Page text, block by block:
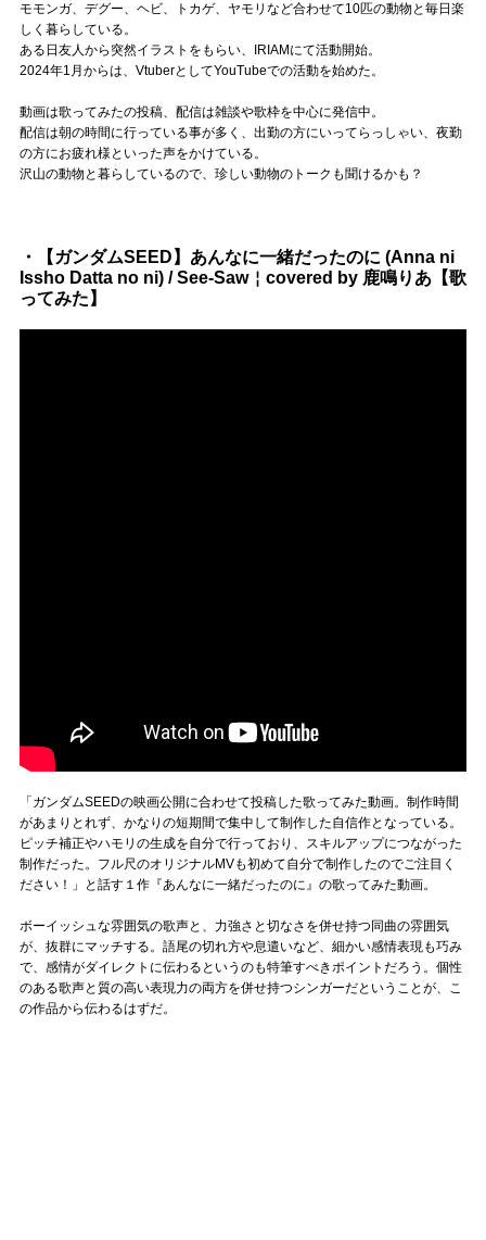
モモンガ、デグー、ヘビ、トカゲ、ヤモリなど合わせて10匹の動物と毎日楽
しく暮らしている。
ある日友人から突然イラストをもらい、IRIAMにて活動開始。
2024年1月からは、VtuberとしてYouTubeでの活動を始めた。
動画は歌ってみたの投稿、配信は雑談や歌枠を中心に発信中。
配信は朝の時間に行っている事が多く、出勤の方にいってらっしゃい、夜勤
の方にお疲れ様といった声をかけている。
沢山の動物と暮らしているので、珍しい動物のトークも聞けるかも？
・【ガンダムSEED】あんなに一緒だったのに (Anna ni
Issho Datta no ni) / See-Saw￤covered by 鹿鳴りあ【歌
ってみた】
「ガンダムSEEDの映画公開に合わせて投稿した歌ってみた動画。制作時間
があまりとれず、かなりの短期間で集中して制作した自信作となっている。
ピッチ補正やハモリの生成を自分で行っており、スキルアップにつながった
制作だった。フル尺のオリジナルMVも初めて自分で制作したのでご注目く
ださい！」と話す１作『あんなに一緒だったのに』の歌ってみた動画。
ボーイッシュな雰囲気の歌声と、力強さと切なさを併せ持つ同曲の雰囲気
が、抜群にマッチする。語尾の切れ方や息遣いなど、細かい感情表現も巧み
で、感情がダイレクトに伝わるというのも特筆すべきポイントだろう。個性
のある歌声と質の高い表現力の両方を併せ持つシンガーだということが、こ
の作品から伝わるはずだ。